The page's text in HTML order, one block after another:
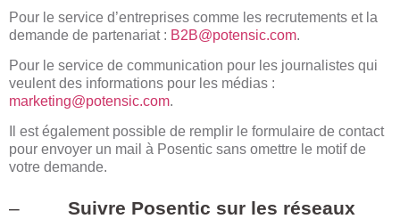
Pour le service d’entreprises comme les recrutements et la
demande de partenariat : B2B@potensic.com.
Pour le service de communication pour les journalistes qui
veulent des informations pour les médias :
marketing@potensic.com.
Il est également possible de remplir le formulaire de contact
pour envoyer un mail à Posentic sans omettre le motif de
votre demande.
– Suivre Posentic sur les réseaux